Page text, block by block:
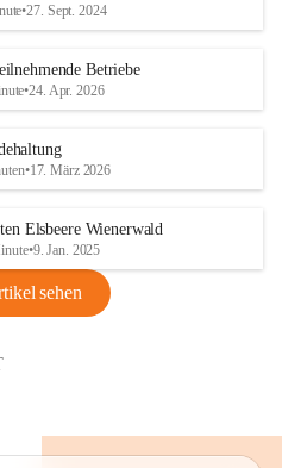
•27. Sept. 2024
Betriebe
•24. Apr. 2026
•17. März 2026
Elsbeere Wienerwald
•9. Jan. 2025
sehen